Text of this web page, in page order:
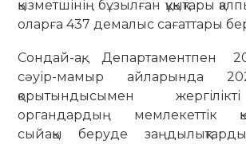
қызметшінің бұзылған құқықтары
оларға 437демалыс сағаттары
Сондай-ақ, Департаментпен
сәуір-мамыр айларында
қорытындысымен
органдардың мемлекеттік
сыйақы беруде